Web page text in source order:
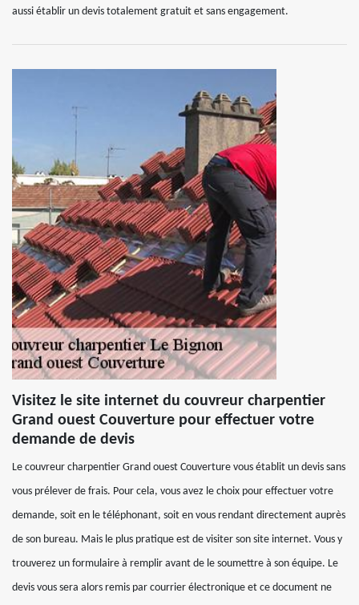
aussi établir un devis totalement gratuit et sans engagement.
Visitez le site internet du couvreur charpentier
Grand ouest Couverture pour effectuer votre
demande de devis
Le couvreur charpentier Grand ouest Couverture vous établit un devis sans
vous prélever de frais. Pour cela, vous avez le choix pour effectuer votre
demande, soit en le téléphonant, soit en vous rendant directement auprès
de son bureau. Mais le plus pratique est de visiter son site internet. Vous y
trouverez un formulaire à remplir avant de le soumettre à son équipe. Le
devis vous sera alors remis par courrier électronique et ce document ne